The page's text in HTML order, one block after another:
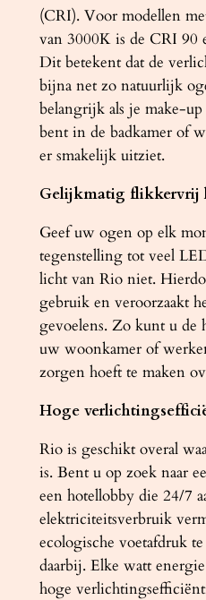
(CRI). Voor modellen
van 3000K is de CRI 90
Dit betekent dat de
bijna net zo natuurlijk
belangrijk als je make-
bent in de badkamer of
er smakelijk uitziet.
Gelijkmatig flikkervrij
Geef uw ogen op elk
tegenstelling tot veel
licht van Rio niet.
gebruik en veroorzaakt
gevoelens. Zo kunt u de
uw woonkamer of
zorgen hoeft te maken
Hoge
Rio is geschikt overal
is. Bent u op zoek naar
een hotellobby die 24/7
elektriciteitsverbruik
ecologische voetafdruk
daarbij. Elke watt
hoge